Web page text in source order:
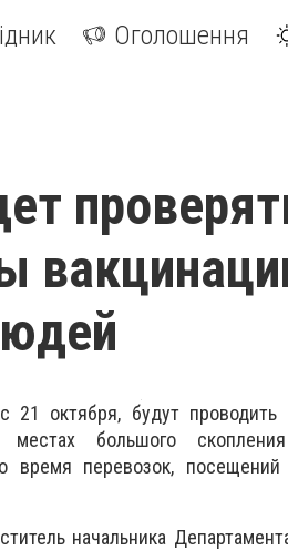
Оголошення
21 октября, будут
местах большого
время перевозок, посещений
начальника